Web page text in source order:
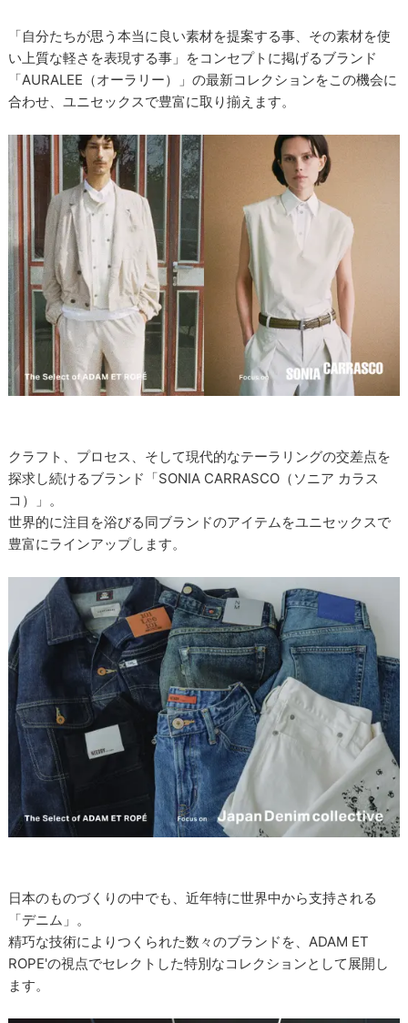
「自分たちが思う本当に良い素材を提案する事、その素材を使
い上質な軽さを表現する事」をコンセプトに掲げるブランド
「AURALEE（オーラリー）」の最新コレクションをこの機会に
合わせ、ユニセックスで豊富に取り揃えます。
クラフト、プロセス、そして現代的なテーラリングの交差点を
探求し続けるブランド「SONIA CARRASCO（ソニア カラス
コ）」。
世界的に注目を浴びる同ブランドのアイテムをユニセックスで
豊富にラインアップします。
日本のものづくりの中でも、近年特に世界中から支持される
「デニム」。
精巧な技術によりつくられた数々のブランドを、ADAM ET
ROPE'の視点でセレクトした特別なコレクションとして展開し
ます。